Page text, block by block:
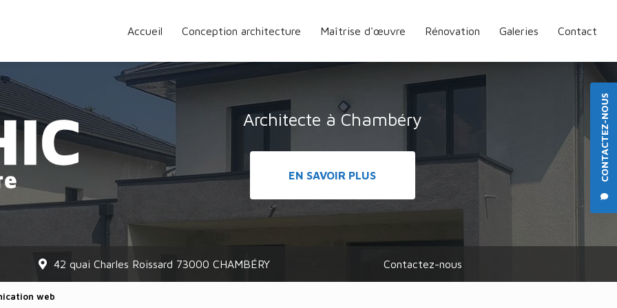
CONTACTEZ-NOUS
Accueil
Conception architecture Maîtrise d'œuvre Rénovation Galeries Contact
Architecte à Chambéry
EN SAVOIR PLUS
42 quai Charles Roissard 73000 CHAMBÉRY Contactez-nous
web